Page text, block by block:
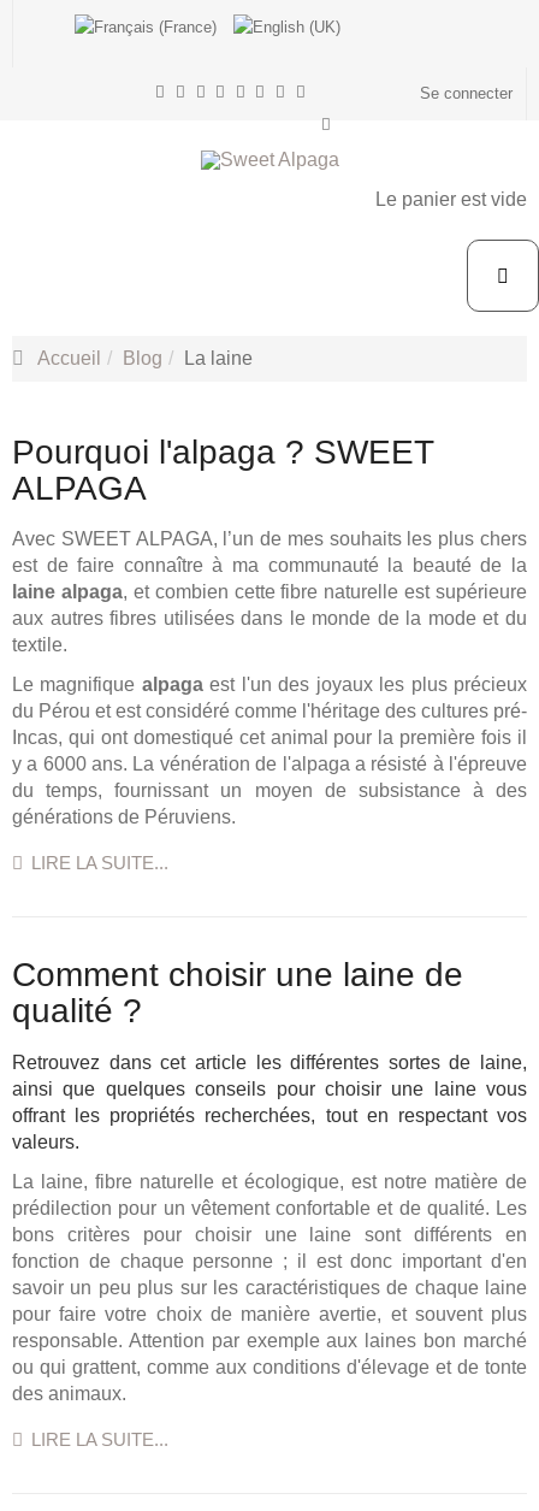
Se connecter
Le panier est vide
Accueil Blog La laine
Pourquoi l'alpaga ? SWEET
ALPAGA
Avec SWEET ALPAGA, l’un de mes souhaits les plus chers
est de faire connaître à ma communauté la beauté de la
laine alpaga, et combien cette fibre naturelle est supérieure
aux autres fibres utilisées dans le monde de la mode et du
textile.
Le magnifique alpagaest l'un des joyaux les plus précieux
du Pérou et est considéré comme l'héritage des cultures pré-
Incas, qui ont domestiqué cet animal pour la première fois il
y a 6000 ans. La vénération de l'alpaga a résisté à l'épreuve
du temps, fournissant un moyen de subsistance à des
générations de Péruviens.
LIRE LA SUITE...
Comment choisir une laine de
qualité ?
Retrouvez dans cet article les différentes sortes de laine,
ainsi que quelques conseils pour choisir une laine vous
offrant les propriétés recherchées, tout en respectant vos
valeurs.
La laine, fibre naturelle et écologique, est notre matière de
prédilection pour un vêtement confortable et de qualité. Les
bons critères pour choisir une laine sont différents en
fonction de chaque personne ; il est donc important d'en
savoir un peu plus sur les caractéristiques de chaque laine
pour faire votre choix de manière avertie, et souvent plus
responsable. Attention par exemple aux laines bon marché
ou qui grattent, comme aux conditions d'élevage et de tonte
des animaux.
LIRE LA SUITE...